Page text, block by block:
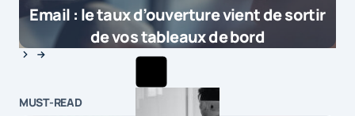
Email : le taux d’ouverture vient de sortir
de vos tableaux de bord
MUST-READ